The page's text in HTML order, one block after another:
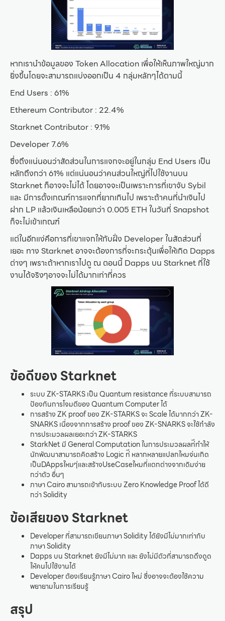
หากเรานำข้อมูลของ Token Allocation เพื่อให้เห็นภาพใหญ่มาก
ยิ่งขึ้นโดยจะสามารถแบ่งออกเป็น 4 กลุ่มหลักๆได้ตามนี้
End Users : 61%
Ethereum Contributor : 22.4%
Starknet Contributor : 9.1%
Developer 7.6%
ซึ่งถึงแน่นอนว่าสัดส่วนในการแจกจะอยู่ในกลุ่ม End Users เป็น
หลักถึงกว่า 61% แต่แน่นอนว่าคนส่วนใหญ่ที่ไปใช้งานบน
Starknet ก็อาจจะไม่ได้ โดยอาจจะเป็นเพราะการที่เขาจับ Sybil
และ มีการตั้งเกณฑ์การแจกที่ยากเกินไป เพราะถ้าคนที่นำเงินไป
ฝาก LP แล้วเงินเหลือน้อยกว่า 0.005 ETH ในวันที่ Snapshot
ก็จะไม่เข้าเกณฑ์
แต่ในอีกแง่คึอการที่เขาแจกให้กับฝั่ง Developer ในสัดส่วนที่
เยอะ ทาง Starknet อาจจะต้องการที่จะกระตุ้นเพื่อให้เกิด Dapps
ต่างๆ เพราะถ้าหากเราไปดู ณ ตอนนี้ Dapps บน Starknet ที่ใช้
งานได้จริงๆอาจจะไม่ได้มากเท่าที่ควร
ข้อดีของ Starknet
ระบบ ZK-STARKS เป็น Quantum resistance ที่ระบบสามารถ
ป้องกันการโจมตีของ Quantum Computer ได้
การสร้าง ZK proof ของ ZK-STARKS จะ Scale ได้มากกว่า ZK-
SNARKS เนื่องจากการสร้าง proof ของ ZK-SNARKS จะใช้กำลัง
การประมวลผลเยอะกว่า ZK-STARKS
StarkNet มี General Computation ในการประมวลผลท่ีทําให้
นักพัฒนาสามารถคิดสร้าง Logic ท่ี หลากหลายแปลกใหมจ่นเกิด
เป็นDAppsใหมๆ่และสร้างUseCaseใหมที่แตกต่างจากเดิมง่าย
กว่าตัว อื่นๆ
ภาษา Cairo สามารถเข้ากับระบบ Zero Knowledge Proof ได้ดี
กว่า Solidity
ข้อเสียของ Starknet
Developer ที่สามารถเขียนภาษา Solidity ได้ยังมีไม่มากเท่ากับ
ภาษา Solidity
Dapps บน Starknet ยังมีไม่มาก และ ยังไม่มีตัวที่สามารถดึงดูด
ให้คนไปใช้งานได้
Developer ต้องเรียนรู้ภาษา Cairo ใหม่ ซึ่งอาจจะต้องใช้ความ
พยายามในการเรียนรู้
สรุป